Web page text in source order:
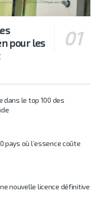
pour les
dans le top 100 des
pays où l’essence coûte
nouvelle licence définitive